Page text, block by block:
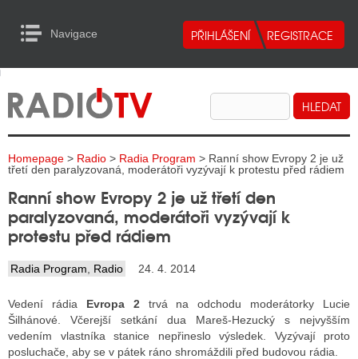
Navigace
RADIA
TELEVIZE
INTERNET
TISK
RÁDIÍ
VYSÍLAČE
to Content
Homepage > Radio > Radia Program > Ranní show Evropy 2 je už
třetí den paralyzovaná, moderátoři vyzývají k protestu před rádiem
Ranní show Evropy 2 je už třetí den
paralyzovaná, moderátoři vyzývají k
protestu před rádiem
Radia Program Radio 24. 4. 2014
Vedení rádia Evropa 2trvá na odchodu moderátorky Lucie
Šilhánové. Včerejší setkání dua Mareš-Hezucký s nejvyšším
vedením vlastníka stanice nepřineslo výsledek. Vyzývají proto
posluchače, aby se v pátek ráno shromáždili před budovou rádia.